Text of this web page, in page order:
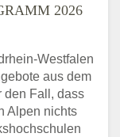
2026
Westfalen
aus dem
den Fall, dass
Alpen nichts